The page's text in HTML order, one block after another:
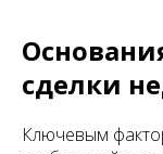
сделки
Ключевым